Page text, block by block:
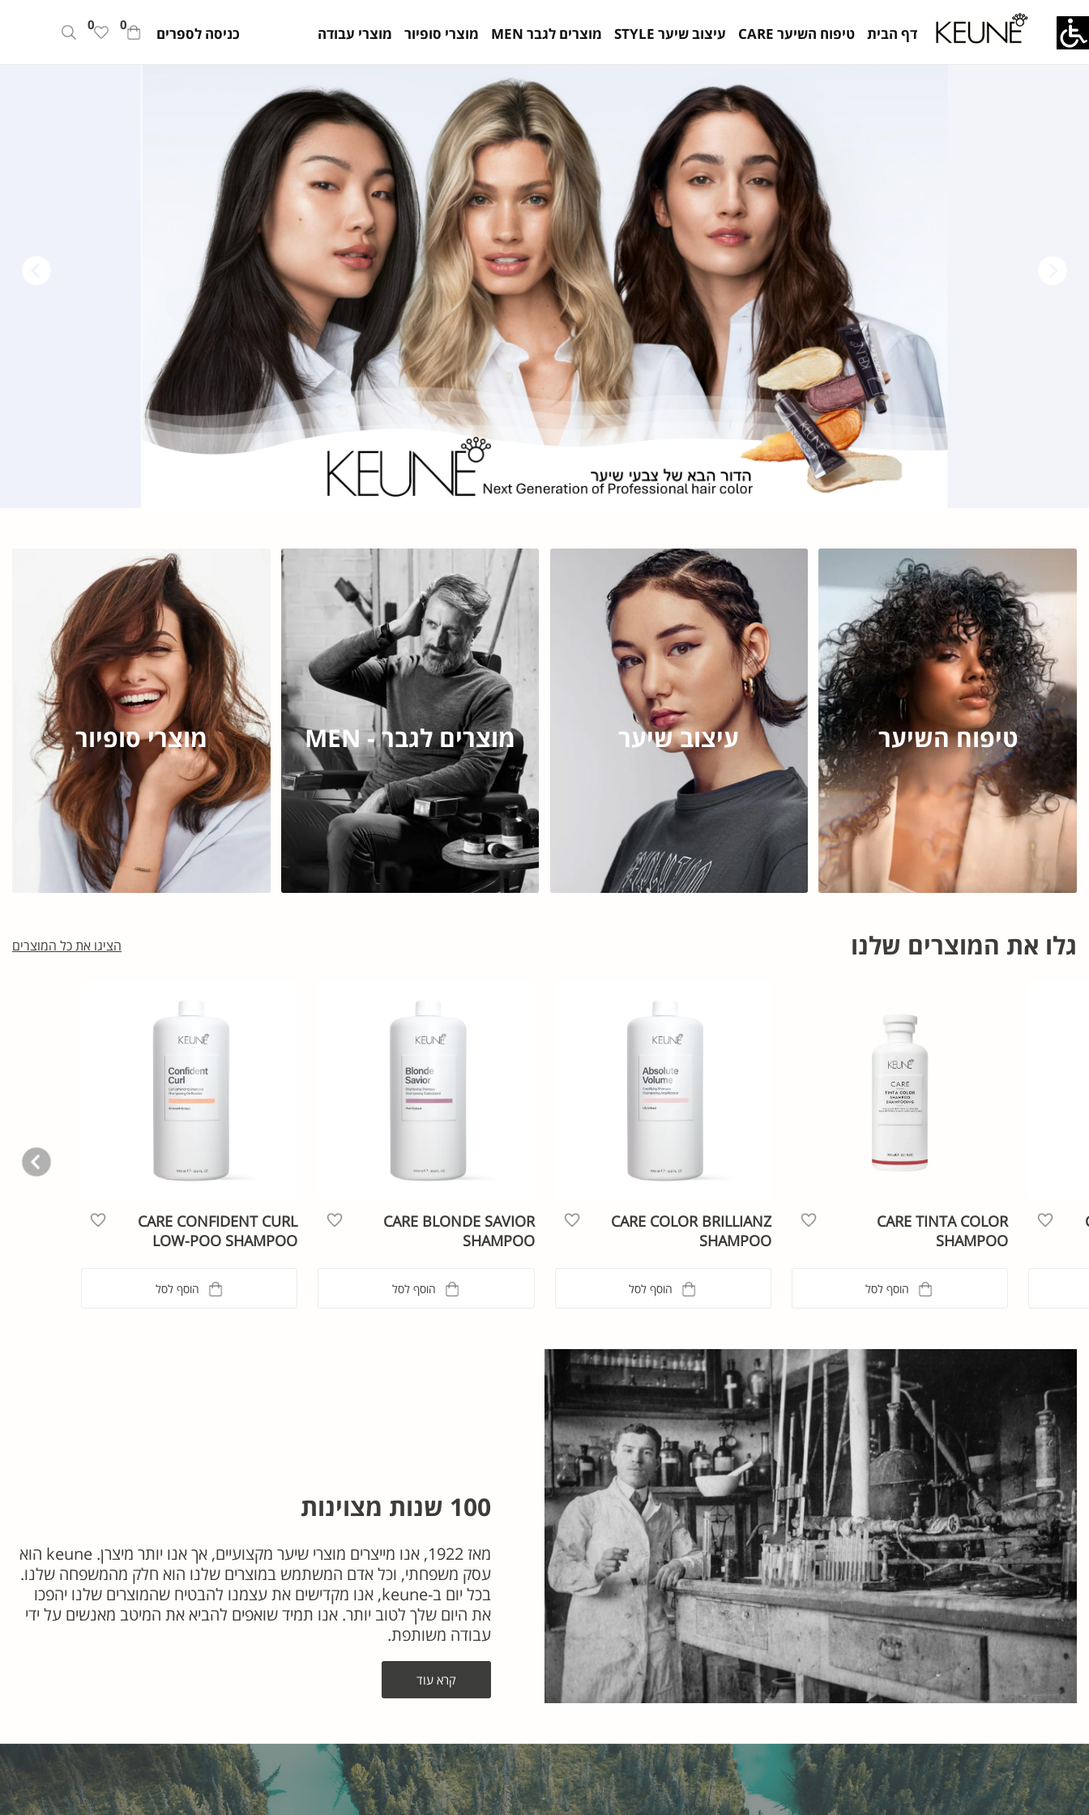
דף הבית טיפוח השיער CARE עיצוב שיער STYLE מוצרים לגבר MEN מוצרי סופיור מוצרי עבודה כניסה לספרים 0
0
טיפוח השיער עיצוב שיער מוצרים לגבר - MEN מוצרי סופיור
גלו את המוצרים שלנו הציגו את כל המוצרים
CARE CONFIDENT CURL
LOW-POO SHAMPOO
הוסף לסל
CARE BLONDE SAVIOR
SHAMPOO
הוסף לסל
CARE COLOR BRILLIANZ
SHAMPOO
הוסף לסל
CARE TINTA COLOR
SHAMPOO
הוסף לסל
100 שנות מצוינות
מאז 1922, אנו מייצרים מוצרי שיער מקצועיים, אך אנו יותר מיצרן. keune הוא
עסק משפחתי, וכל אדם המשתמש במוצרים שלנו הוא חלק מהמשפחה שלנו.
בכל יום ב-keune, אנו מקדישים את עצמנו להבטיח שהמוצרים שלנו יהפכו
את היום שלך לטוב יותר. אנו תמיד שואפים להביא את המיטב מאנשים על ידי
עבודה משותפת.
קרא עוד